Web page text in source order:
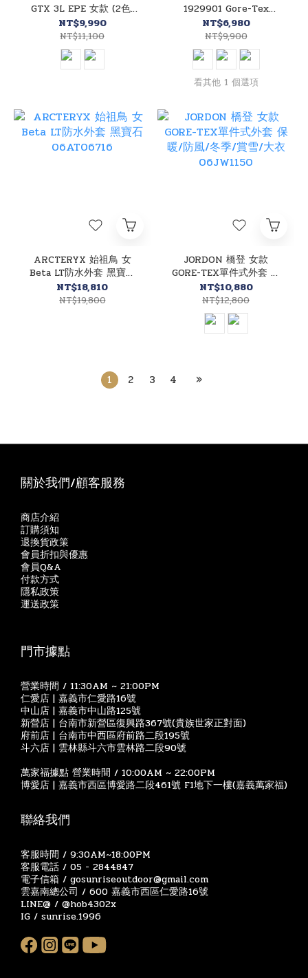
GTX 3L EPE 女款 (2色)
06SLW29091
NT$9,990
NT$11,100
1929901 Gore-Tex
Paclite Jacket 單件式外
套 女款 (4色)
06MHW29901
NT$6,980
NT$9,900
看其他 1 個選項
ARCTERYX 始祖鳥 女
Beta LT防水外套 黑寶石
06AT06716
NT$18,810
NT$19,800
JORDON 橋登 女款
GORE-TEX單件式外套 保
暖/防風/冬季/賞雪/大衣
06JW1150
NT$10,880
NT$12,800
1 2 3 4 »
關於我們/顧客服務
商店介紹
訂購須知
退換貨政策
會員折扣與優惠
會員Q&A
付款方式
隱私政策
運送政策
門市據點
營業時間 / 11:30AM ~ 21:00PM
仁愛店 | 嘉義市仁愛路16號
中山店 | 嘉義市中山路125號
新營店 | 台南市新營區復興路367號(貴族世家正對面)
府前店 | 台南市中西區府前路二段195號
斗六店 | 雲林縣斗六市雲林路二段90號
萬家福據點 營業時間 / 10:00AM ~ 22:00PM
博愛店 | 嘉義市西區博愛路二段461號 F1地下一樓(嘉義萬家福)
聯絡我們
客服時間 / 9:30AM~18:00PM
客服電話 / 05 - 2844847
電子信箱 / gosunriseoutdoor@gmail.com
雲嘉南總公司 / 600 嘉義市西區仁愛路16號
LINE@ / @hob4302x
IG / sunrise.1996